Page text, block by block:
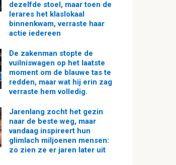
dezelfde stoel, maar toen de
lerares het klaslokaal
binnenkwam, verraste haar
actie iedereen
De zakenman stopte de
vuilniswagen op het laatste
moment om de blauwe tas te
redden, maar wat hij erin zag
verraste hem volledig.
Jarenlang zocht het gezin
naar de beste weg, maar
vandaag inspireert hun
glimlach miljoenen mensen:
zo zien ze er jaren later uit